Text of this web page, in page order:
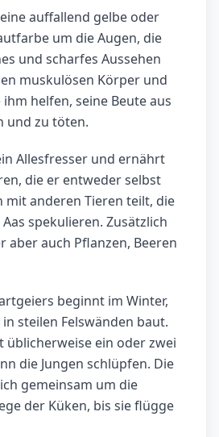
auffallend gelbe oder
um die Augen, die
und scharfes Aussehen
muskulösen Körper und
helfen, seine Beute aus
und zu töten.
Allesfresser und ernährt
die er entweder selbst
mit anderen Tieren teilt, die
spekulieren. Zusätzlich
aber auch Pflanzen, Beeren
beginnt im Winter,
steilen Felswänden baut.
üblicherweise ein oder zwei
die Jungen schlüpfen. Die
gemeinsam um die
der Küken, bis sie flügge